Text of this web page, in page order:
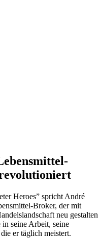
Heroes” spricht André
Broker, der mit
neu gestalten
seine Arbeit, seine
er täglich meistert.